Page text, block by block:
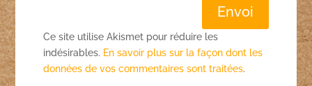
Envoi
Ce site utilise Akismet pour réduire les
indésirables. En savoir plus sur la façon dont les
données de vos commentaires sont traitées.